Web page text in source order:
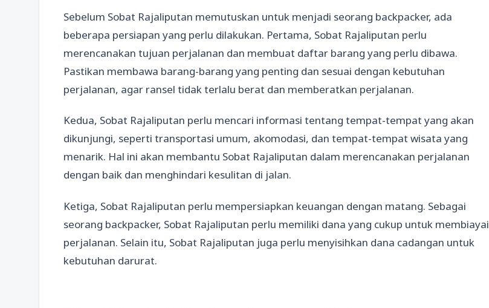
Sebelum Sobat Rajaliputan memutuskan untuk menjadi seorang backpacker, ada
beberapa persiapan yang perlu dilakukan. Pertama, Sobat Rajaliputan perlu
merencanakan tujuan perjalanan dan membuat daftar barang yang perlu dibawa.
Pastikan membawa barang-barang yang penting dan sesuai dengan kebutuhan
perjalanan, agar ransel tidak terlalu berat dan memberatkan perjalanan.
Kedua, Sobat Rajaliputan perlu mencari informasi tentang tempat-tempat yang akan
dikunjungi, seperti transportasi umum, akomodasi, dan tempat-tempat wisata yang
menarik. Hal ini akan membantu Sobat Rajaliputan dalam merencanakan perjalanan
dengan baik dan menghindari kesulitan di jalan.
Ketiga, Sobat Rajaliputan perlu mempersiapkan keuangan dengan matang. Sebagai
seorang backpacker, Sobat Rajaliputan perlu memiliki dana yang cukup untuk membiayai
perjalanan. Selain itu, Sobat Rajaliputan juga perlu menyisihkan dana cadangan untuk
kebutuhan darurat.